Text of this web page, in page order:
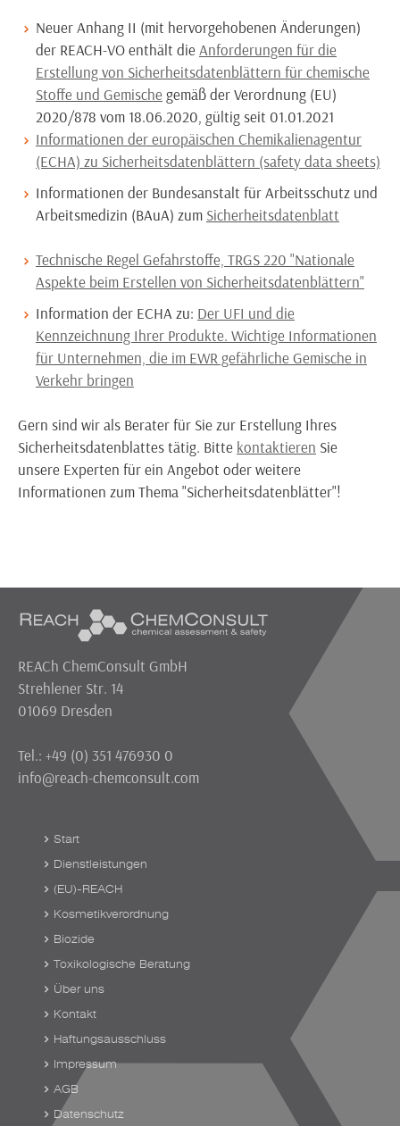
Neuer Anhang II (mit hervorgehobenen Änderungen)
der REACH-VO enthält die Anforderungen für die
Erstellung von Sicherheitsdatenblättern für chemische
Stoffe und Gemische gemäß der Verordnung (EU)
2020/878 vom 18.06.2020, gültig seit 01.01.2021
Informationen der europäischen Chemikalienagentur
(ECHA) zu Sicherheitsdatenblättern (safety data sheets)
Informationen der Bundesanstalt für Arbeitsschutz und
Arbeitsmedizin (BAuA) zum Sicherheitsdatenblatt
Technische Regel Gefahrstoffe, TRGS 220 "Nationale
Aspekte beim Erstellen von Sicherheitsdatenblättern"
Information der ECHA zu: Der UFI und die
Kennzeichnung Ihrer Produkte. Wichtige Informationen
für Unternehmen, die im EWR gefährliche Gemische in
Verkehr bringen
Gern sind wir als Berater für Sie zur Erstellung Ihres
Sicherheitsdatenblattes tätig. Bitte kontaktieren Sie
unsere Experten für ein Angebot oder weitere
Informationen zum Thema "Sicherheitsdatenblätter"!
REACh ChemConsult GmbH
Strehlener Str. 14
01069 Dresden
Tel.: +49 (0) 351 476930 0
info@reach-chemconsult.com
Start
Dienstleistungen
(EU)-REACH
Kosmetikverordnung
Biozide
Toxikologische Beratung
Über uns
Kontakt
Haftungsausschluss
Impressum
AGB
Datenschutz